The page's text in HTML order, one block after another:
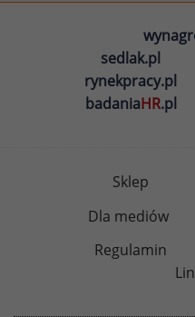
sedlak.pl
rynekpracy.pl
badaniaHR.pl
Sklep
Dla mediów
Regulamin